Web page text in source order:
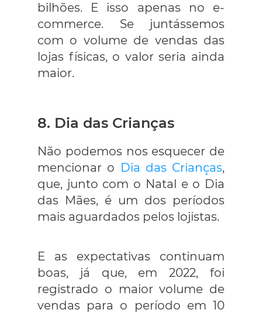
bilhões. E isso apenas no e-
commerce. Se juntássemos
com o volume de vendas das
lojas físicas, o valor seria ainda
maior.
8. Dia das Crianças
Não podemos nos esquecer de
mencionar o Dia das Crianças,
que, junto com o Natal e o Dia
das Mães, é um dos períodos
mais aguardados pelos lojistas.
E as expectativas continuam
boas, já que, em 2022, foi
registrado o maior volume de
vendas para o período em 10